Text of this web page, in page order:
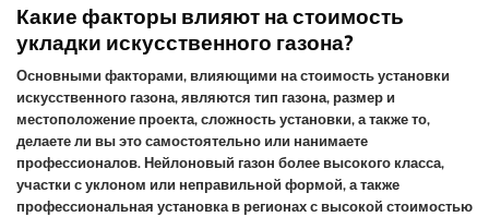
Какие факторы влияют на стоимость
укладки искусственного газона?
Основными факторами, влияющими на стоимость установки
искусственного газона, являются тип газона, размер и
местоположение проекта, сложность установки, а также то,
делаете ли вы это самостоятельно или нанимаете
профессионалов. Нейлоновый газон более высокого класса,
участки с уклоном или неправильной формой, а также
профессиональная установка в регионах с высокой стоимостью